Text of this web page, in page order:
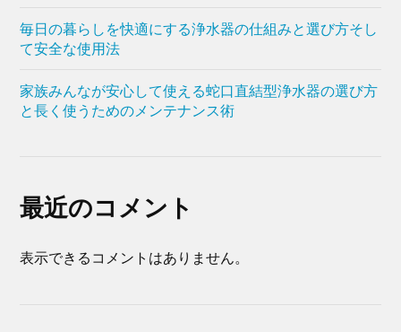
毎日の暮らしを快適にする浄水器の仕組みと選び方そし
て安全な使用法
家族みんなが安心して使える蛇口直結型浄水器の選び方
と長く使うためのメンテナンス術
最近のコメント
表示できるコメントはありません。